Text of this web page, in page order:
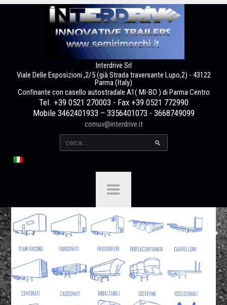
Interdrive Srl
Viale Delle Esposizioni ,2/5 (già Strada traversante Lupo,2) - 43122
Parma (Italy)
Confinante con casello autostradale A1( MI-BO ) di Parma Centro
Tel. +39 0521 270003 - Fax +39 0521 772990
Mobile 3462401933 – 3356401073 - 3668749099
comuv@interdrive.it